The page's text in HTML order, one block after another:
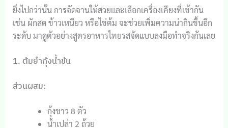
ยิ่งไปกว่านั้น การจัดจานให้สวยและเลือกเครื่องเคียงที่เข้ากัน
เช่น ผักสด ข้าวเหนียว หรือไข่ต้ม จะช่วยเพิ่มความน่ากินขึ้นอีก
ระดับ มาดูตัวอย่างสูตรอาหารไทยรสจัดแบบลงมือทำจริงกันเลย
1. ต้มยำกุ้งน้ำข้น
ส่วนผสม:
กุ้งขาว 8 ตัว
น้ำเปล่า 2 ถ้วย